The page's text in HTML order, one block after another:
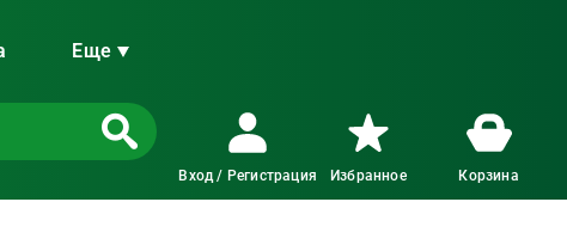
Еще
Вход / Регистрация Избранное Корзина